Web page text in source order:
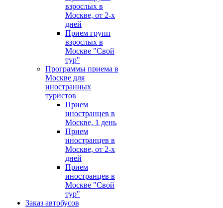
взрослых в
Москве, от 2-х
дней
Прием групп
взрослых в
Москве "Свой
тур"
Программы приема в
Москве для
иностранных
туристов
Прием
иностранцев в
Москве, 1 день
Прием
иностранцев в
Москве, от 2-х
дней
Прием
иностранцев в
Москве "Свой
тур"
Заказ автобусов